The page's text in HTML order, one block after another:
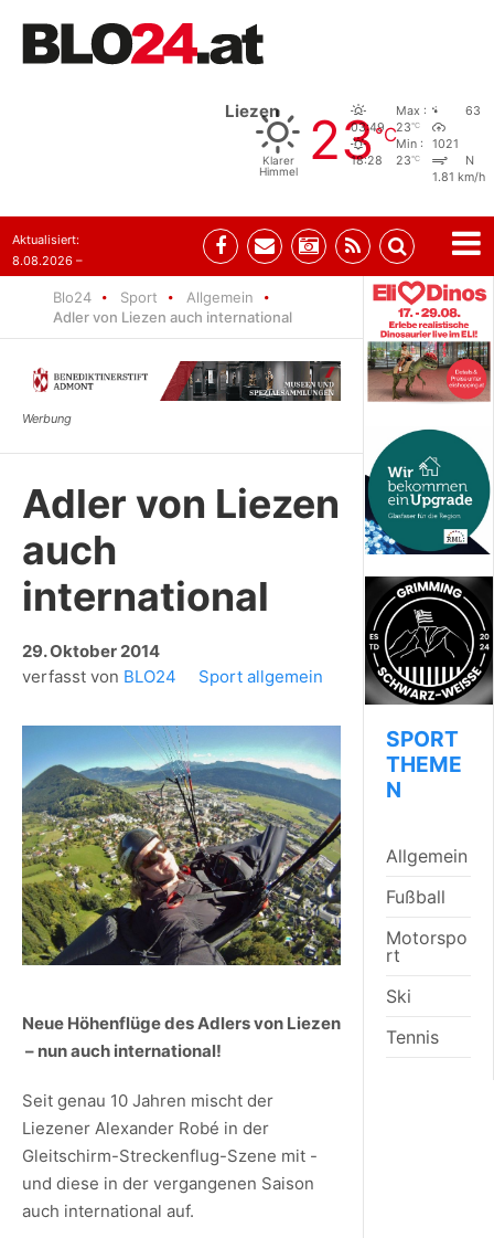
Liezen
Klarer
Himmel
23°C
03:49
18:28
Max :
23°C
Min :
23°C
63
1021
N
1.81 km/h
Aktualisiert:
8.08.2026 –
Blo24 Sport
Allgemein
Adler von Liezen auch international
Adler von Liezen
auch
international
29. Oktober 2014
verfasst von BLO24 Sport allgemein
Neue Höhenflüge des Adlers von Liezen
– nun auch international!
Seit genau 10 Jahren mischt der
Liezener Alexander Robé in der
Gleitschirm-Streckenflug-Szene mit -
und diese in der vergangenen Saison
auch international auf.
SPORT
THEME
N
Allgemein
Fußball
Motorspo
rt
Ski
Tennis